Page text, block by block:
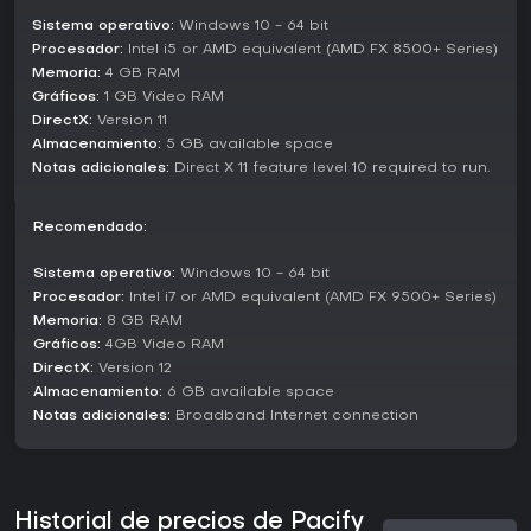
casa embrujada de un siglo, ligada a la oscura historia de
rituales en una funeraria que permitían comunicarse con los
muertos. Estas misiones amplían el alcance del juego,
ofreciendo retos frescos al capturar entidades
paranormales únicas.
Actualizaciones recientes han añadido este contenido
expandido, manteniendo el juego atractivo con nuevas
¿Merece la pena?
sumando 32.523 reseñas en todos los idiomas calificadas
como muy positivas. Sin embargo, las reseñas recientes de
los últimos 30 días muestran una respuesta mixta, con un
amigos o la competencia estratégica en atmósferas
Sistema operativo: Windows 10 - 64 bit
Procesador: Intel i5 or AMD equivalent (AMD FX 8500+ Series)
Memoria: 4 GB RAM
Gráficos: 1 GB Video RAM
DirectX: Version 11
Almacenamiento: 5 GB available space
Notas adicionales: Direct X 11 feature level 10 required to run.
Recomendado:
Sistema operativo: Windows 10 - 64 bit
Procesador: Intel i7 or AMD equivalent (AMD FX 9500+ Series)
Memoria: 8 GB RAM
Gráficos: 4GB Video RAM
DirectX: Version 12
Almacenamiento: 6 GB available space
Notas adicionales: Broadband Internet connection
Historial de precios de Pacify